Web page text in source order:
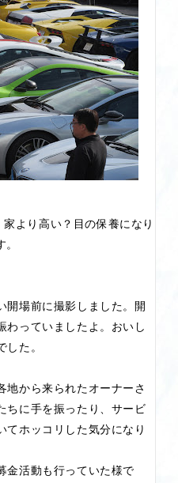
より高い？目の保養になり
。
開場前に撮影しました。開
わっていましたよ。おいし
した。
地から来られたオーナーさ
ちに手を振ったり、サービ
てホッコリした気分になり
金活動も行っていた様で